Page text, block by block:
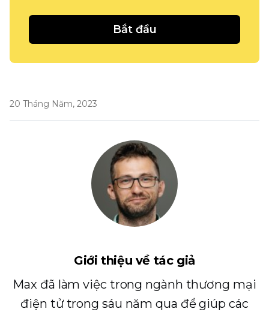
Bắt đầu
20 Tháng Năm, 2023
Giới thiệu về tác giả
Max đã làm việc trong ngành thương mại
điện tử trong sáu năm qua để giúp các